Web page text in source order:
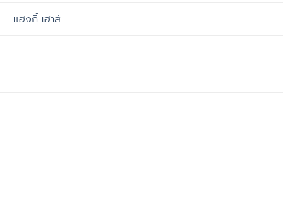
แฮงกี้ เฮาส์